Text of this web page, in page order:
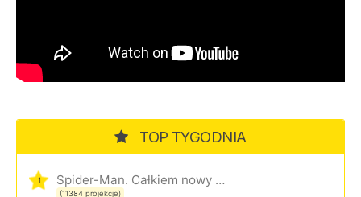
TOP TYGODNIA
1 Spider-Man. Całkiem nowy dzień
(11384 projekcje)